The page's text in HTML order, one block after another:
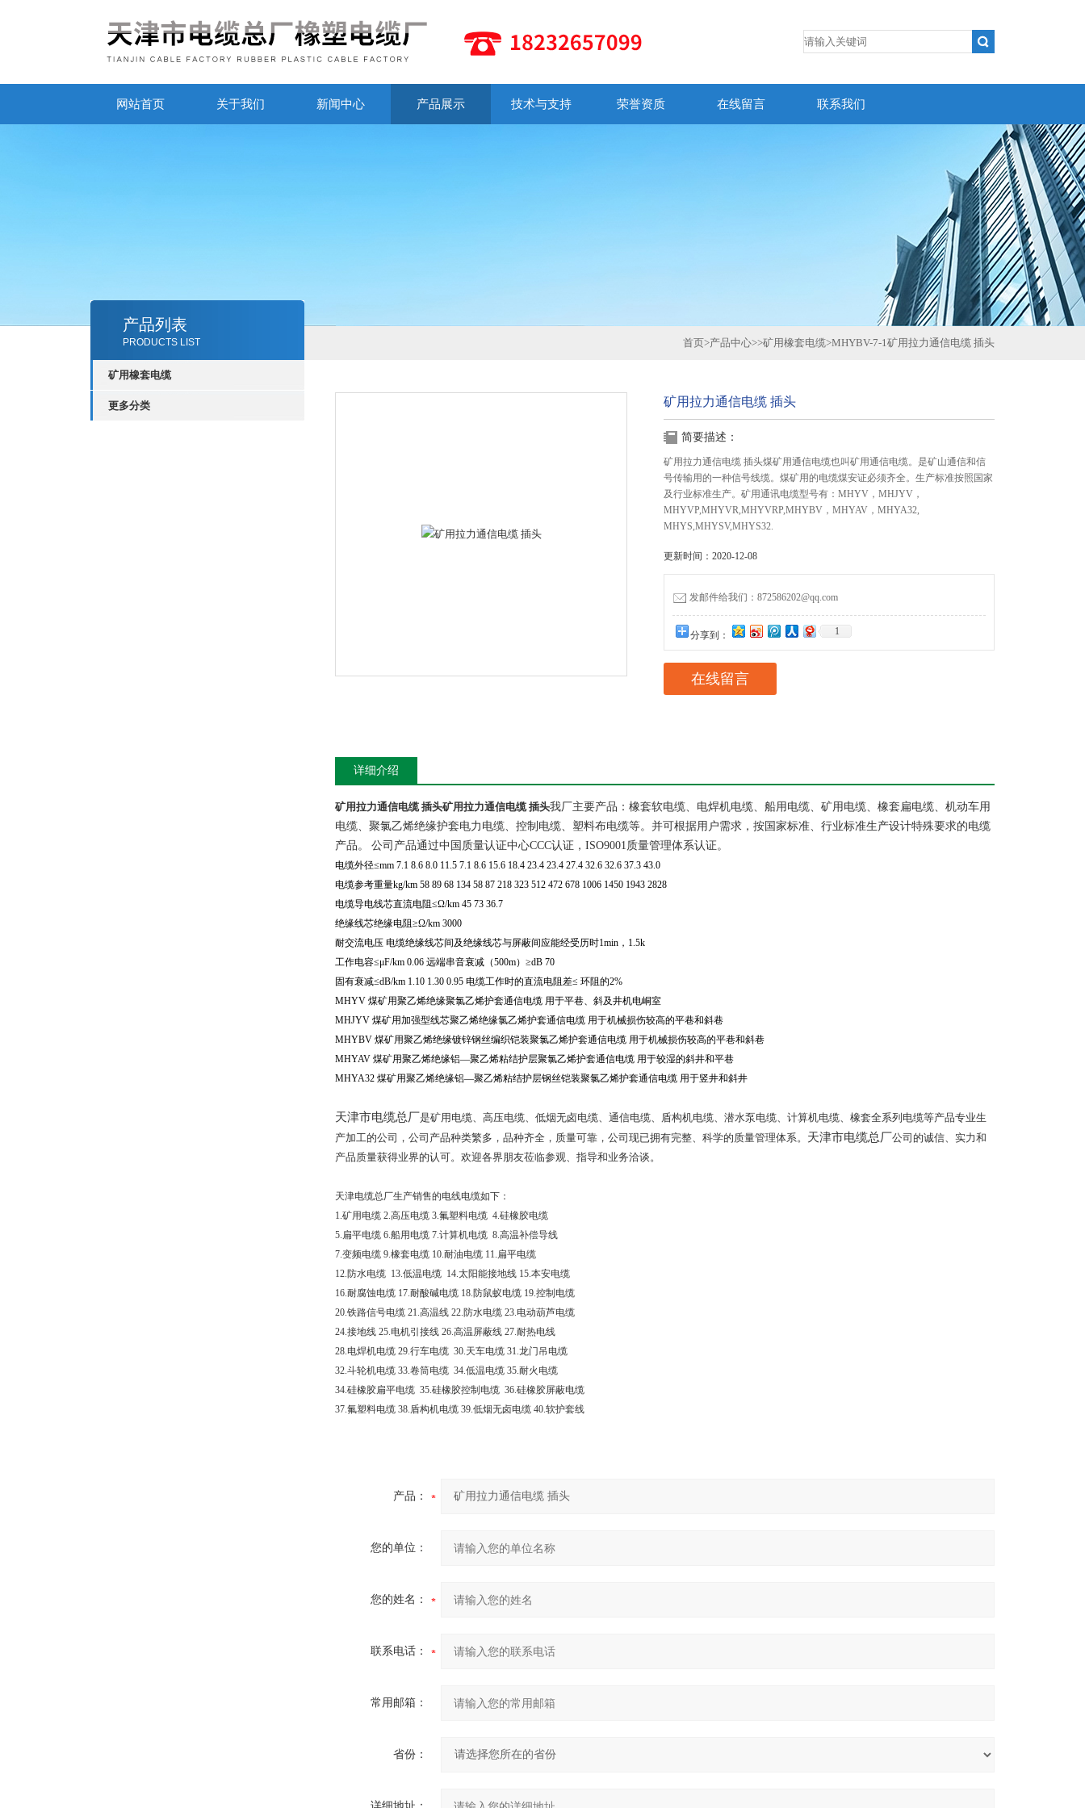
网站首页 关于我们 新闻中心 产品展示 技术与支持 荣誉资质 在线留言 联系我们
产品列表
PRODUCTS LIST
矿用橡套电缆
更多分类
首页>产品中心>>矿用橡套电缆>MHYBV-7-1矿用拉力通信电缆 插头
矿用拉力通信电缆 插头
简要描述：
矿用拉力通信电缆 插头煤矿用通信电缆也叫矿用通信电缆。是矿山通信和信
号传输用的一种信号线缆。煤矿用的电缆煤安证必须齐全。生产标准按照国家
及行业标准生产。矿用通讯电缆型号有：MHYV，MHJYV，
MHYVP,MHYVR,MHYVRP,MHYBV，MHYAV，MHYA32,
MHYS,MHYSV,MHYS32.
更新时间：2020-12-08
发邮件给我们：872586202@qq.com
分享到： 1
在线留言
详细介绍
矿用拉力通信电缆 插头矿用拉力通信电缆 插头我厂主要产品：橡套软电缆、电焊机电缆、船用电缆、矿用电缆、橡套扁电缆、机动车用
电缆、聚氯乙烯绝缘护套电力电缆、控制电缆、塑料布电缆等。并可根据用户需求，按国家标准、行业标准生产设计特殊要求的电缆
产品。
公司产品通过中国质量认证中心CCC认证，ISO9001质量管理体系认证。
电缆外径≤mm 7.1 8.6 8.0 11.5 7.1 8.6 15.6 18.4 23.4 23.4 27.4 32.6 32.6 37.3 43.0
电缆参考重量kg/km 58 89 68 134 58 87 218 323 512 472 678 1006 1450 1943 2828
电缆导电线芯直流电阻≤Ω/km 45 73 36.7
绝缘线芯绝缘电阻≥Ω/km 3000
耐交流电压 电缆绝缘线芯间及绝缘线芯与屏蔽间应能经受历时1min ， 1.5k
工作电容≤μF/km 0.06 远端串音衰减（500m）≥dB 70
固有衰减≤dB/km 1.10 1.30 0.95 电缆工作时的直流电阻差≤ 环阻的2%
MHYV 煤矿用聚乙烯绝缘聚氯乙烯护套通信电缆 用于平巷、斜及井机电峒室
MHJYV 煤矿用加强型线芯聚乙烯绝缘氯乙烯护套通信电缆 用于机械损伤较高的平巷和斜巷
MHYBV 煤矿用聚乙烯绝缘镀锌钢丝编织铠装聚氯乙烯护套通信电缆 用于机械损伤较高的平巷和斜巷
MHYAV 煤矿用聚乙烯绝缘铝—聚乙烯粘结护层聚氯乙烯护套通信电缆 用于较湿的斜井和平巷
MHYA32 煤矿用聚乙烯绝缘铝—聚乙烯粘结护层钢丝铠装聚氯乙烯护套通信电缆 用于竖井和斜井
天津市电缆总厂是矿用电缆、高压电缆、低烟无卤电缆、通信电缆、盾构机电缆、潜水泵电缆、计算机电缆、橡套全系列电缆等产品专业生
产加工的公司，公司产品种类繁多，品种齐全，质量可靠，公司现已拥有完整、科学的质量管理体系。 天津市电缆总厂公司的诚信、实力和
产品质量获得业界的认可。欢迎各界朋友莅临参观、指导和业务洽谈。
天津电缆总厂生产销售的电线电缆如下：
1.矿用电缆 2.高压电缆 3.氟塑料电缆 4.硅橡胶电缆
5.扁平电缆 6.船用电缆 7.计算机电缆 8.高温补偿导线
7.变频电缆 9.橡套电缆 10.耐油电缆 11.扁平电缆
12.防水电缆 13.低温电缆 14.太阳能接地线 15.本安电缆
16.耐腐蚀电缆 17.耐酸碱电缆 18.防鼠蚁电缆 19.控制电缆
20.铁路信号电缆 21.高温线 22.防水电缆 23.电动葫芦电缆
24.接地线 25.电机引接线 26.高温屏蔽线 27.耐热电线
28.电焊机电缆 29.行车电缆 30.天车电缆 31.龙门吊电缆
32.斗轮机电缆 33.卷筒电缆 34.低温电缆 35.耐火电缆
34.硅橡胶扁平电缆 35.硅橡胶控制电缆 36.硅橡胶屏蔽电缆
37.氟塑料电缆 38.盾构机电缆 39.低烟无卤电缆 40.软护套线
产品：
您的单位：
您的姓名：
联系电话：
常用邮箱：
省份：